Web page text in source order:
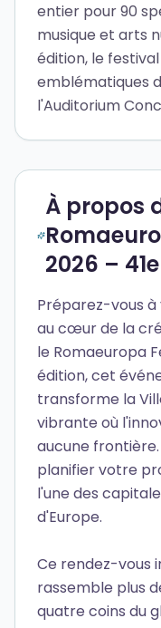
entier pour 90
musique et arts
édition, le
emblématiques
l'Auditorium
À propos
2026 –
Préparez-vous
au cœur de la
le Romaeuropa
édition, cet
transforme la
vibrante où
aucune
planifier votre
l'une des
d'Europe.
Ce rendez-vous
rassemble plus
quatre coins du